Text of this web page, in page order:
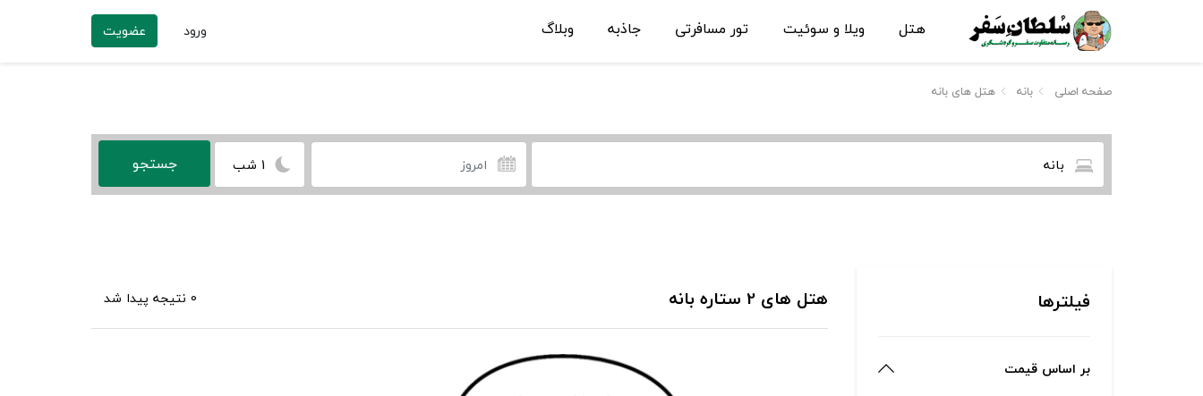
هتل ویلا و سوئیت تور مسافرتی جاذبه وبلاگ ورود عضویت
صفحه اصلی بانه هتل های بانه
بانه 1 شب
فیلترها
بر اساس قیمت
هتل های 2 ستاره بانه 0 نتیجه پیدا شد